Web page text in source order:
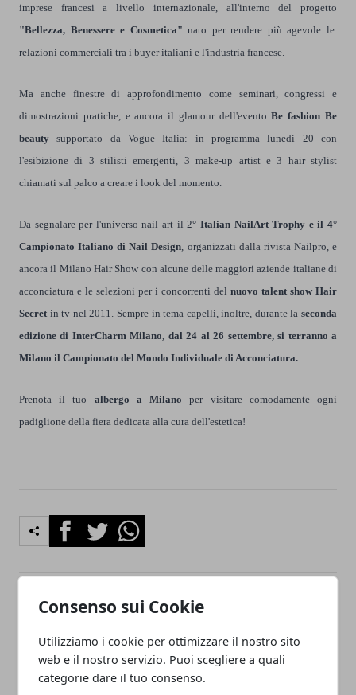
Consenso sui Cookie
Utilizziamo i cookie per ottimizzare il nostro sito
web e il nostro servizio. Puoi scegliere a quali
categorie dare il tuo consenso.
imprese francesi a livello internazionale, all'interno del progetto
"Bellezza, Benessere e Cosmetica" nato per rendere più agevole le
relazioni commerciali tra i buyer italiani e l'industria francese.
Ma anche finestre di approfondimento come seminari, congressi e
dimostrazioni pratiche, e ancora il glamour dell'eventoBe fashion Be
beautysupportato da Vogue Italia: in programma lunedi 20 con
l'esibizione di 3 stilisti emergenti, 3 make-up artist e 3 hair stylist
chiamati sul palco a creare i look del momento.
Da segnalare per l'universo nail art il 2° Italian NailArt Trophy e il 4°
Campionato Italiano di Nail Design , organizzati dalla rivista Nailpro, e
ancora il Milano Hair Show con alcune delle maggiori aziende italiane di
acconciatura e le selezioni per i concorrenti del nuovo talent show Hair
Secret in tv nel 2011. Sempre in tema capelli, inoltre, durante laseconda
edizione di InterCharm Milano, dal 24 al 26 settembre, si terranno a
Milano il Campionato del Mondo Individuale di Acconciatura.
Prenota il tuo albergo a Milano
per visitare comodamente ogni
padiglione della fiera dedicata alla cura dell'estetica!
FacebookTwitterWhatsapp
Articolo Precedente
sorprese e grandi
opportunità con Expo 2015
urbanistica